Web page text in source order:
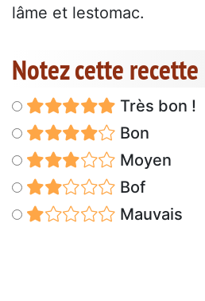
lâme et lestomac.
Notez cette recette
Très bon !
Bon
Moyen
Bof
Mauvais